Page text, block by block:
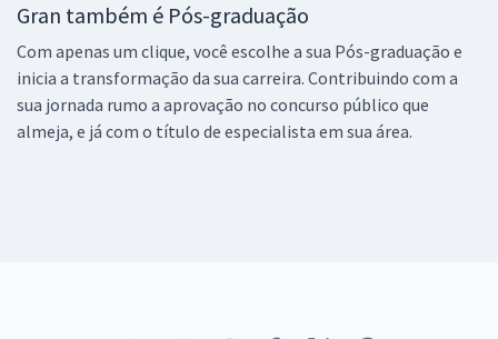
Gran também é Pós-graduação
Com apenas um clique, você escolhe a sua Pós-graduação e
inicia a transformação da sua carreira. Contribuindo com a
sua jornada rumo a aprovação no concurso público que
almeja, e já com o título de especialista em sua área.